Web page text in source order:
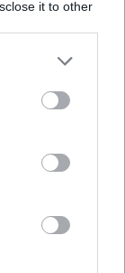
it to other
άνοιξε τις